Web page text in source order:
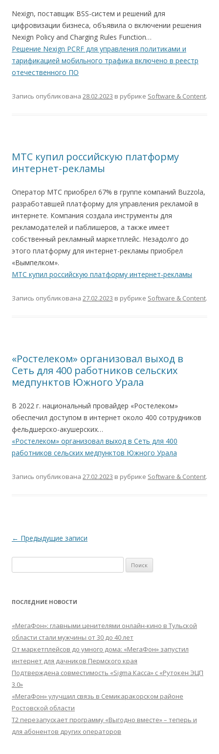
Nexign, поставщик BSS-систем и решений для
цифровизации бизнеса, объявила о включении решения
Nexign Policy and Charging Rules Function…
Решение Nexign PCRF для управления политиками и
тарификацией мобильного трафика включено в реестр
отечественного ПО
Запись опубликована 28.02.2023 в рубрике Software & Content.
МТС купил российскую платформу
интернет-рекламы
Оператор МТС приобрел 67% в группе компаний Buzzola,
разработавшей платформу для управления рекламой в
интернете. Компания создала инструменты для
рекламодателей и паблишеров, а также имеет
собственный рекламный маркетплейс. Незадолго до
этого платформу для интернет-рекламы приобрел
«Вымпелком».
МТС купил российскую платформу интернет-рекламы
Запись опубликована 27.02.2023 в рубрике Software & Content.
«Ростелеком» организовал выход в
Сеть для 400 работников сельских
медпунктов Южного Урала
В 2022 г. национальный провайдер «Ростелеком»
обеспечил доступом в интернет около 400 сотрудников
фельдшерско-акушерских…
«Ростелеком» организовал выход в Сеть для 400
работников сельских медпунктов Южного Урала
Запись опубликована 27.02.2023 в рубрике Software & Content.
Навигация
← Предыдущие записи
ПОСЛЕДНИЕ НОВОСТИ
«МегаФон»: главными ценителями онлайн-кино в Тульской
области стали мужчины от 30 до 40 лет
От маркетплейсов до умного дома: «МегаФон» запустил
интернет для дачников Пермского края
Подтверждена совместимость «Sigma Касса» с «Рутокен ЭЦП
3.0»
«МегаФон» улучшил связь в Семикаракорском районе
Ростовской области
Т2 перезапускает программу «Выгодно вместе» – теперь и
для абонентов других операторов